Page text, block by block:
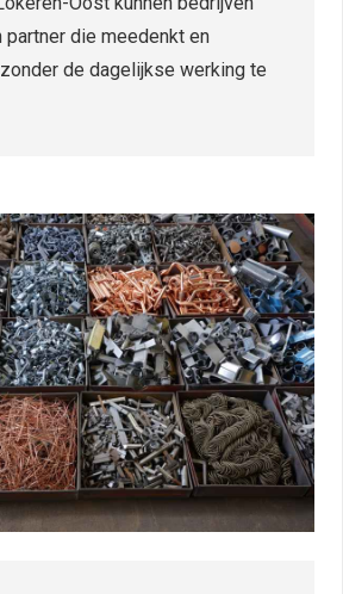
partner die meedenkt en
de dagelijkse werking te